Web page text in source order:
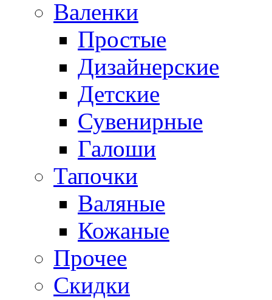
Валенки
Простые
Дизайнерские
Детские
Сувенирные
Галоши
Тапочки
Валяные
Кожаные
Прочее
Скидки